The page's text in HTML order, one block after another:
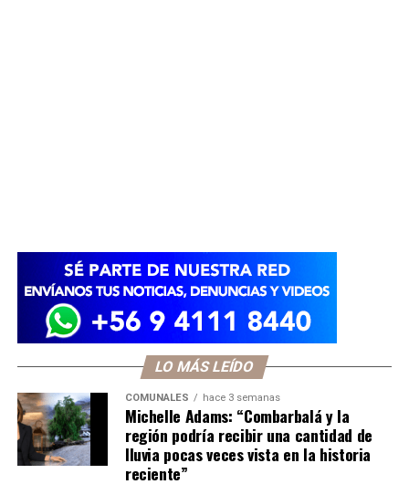
LO MÁS LEÍDO
COMUNALES hace 3 semanas
Michelle Adams: “Combarbalá y la
región podría recibir una cantidad de
lluvia pocas veces vista en la historia
reciente”